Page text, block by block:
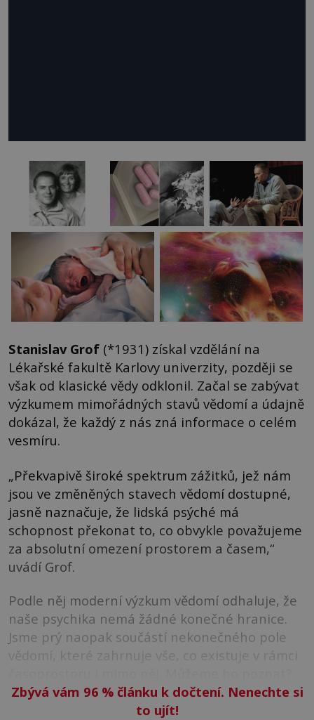
Stanislav Grof (*1931) získal vzdělání na
Lékařské fakultě Karlovy univerzity, později se
však od klasické vědy odklonil. Začal se zabývat
výzkumem mimořádných stavů vědomí a údajně
dokázal, že každý z nás zná informace o celém
vesmíru.
„Překvapivě široké spektrum zážitků, jež nám
jsou ve změněných stavech vědomí dostupné,
jasně naznačuje, že lidská psýché má
schopnost překonat to, co obvykle považujeme
za absolutní omezení prostorem a časem,“
uvádí Grof.
Podle něj moderní výzkum vědomí odhaluje, že
naše psychika nemá žádné konečné hranice.
Jsme prý naopak součástí nekonečného pole
vědomí, které zahrnuje vše, co existuje v rámci
Zbývá vám 96 %článku k dočtení. Nenechte si
to ujít!